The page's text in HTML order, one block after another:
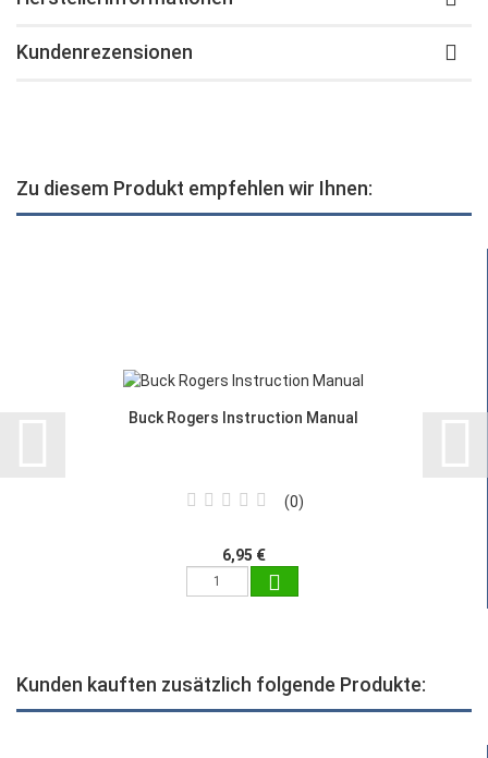
Kundenrezensionen
Zu diesem Produkt empfehlen wir Ihnen:
Buck Rogers Instruction Manual
0
6,95 €
Kunden kauften zusätzlich folgende Produkte: